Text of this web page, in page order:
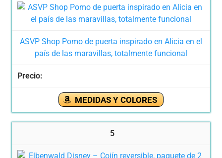
ASVP Shop Pomo de puerta inspirado en Alicia en el
país de las maravillas, totalmente funcional
MEDIDAS Y COLORES
5